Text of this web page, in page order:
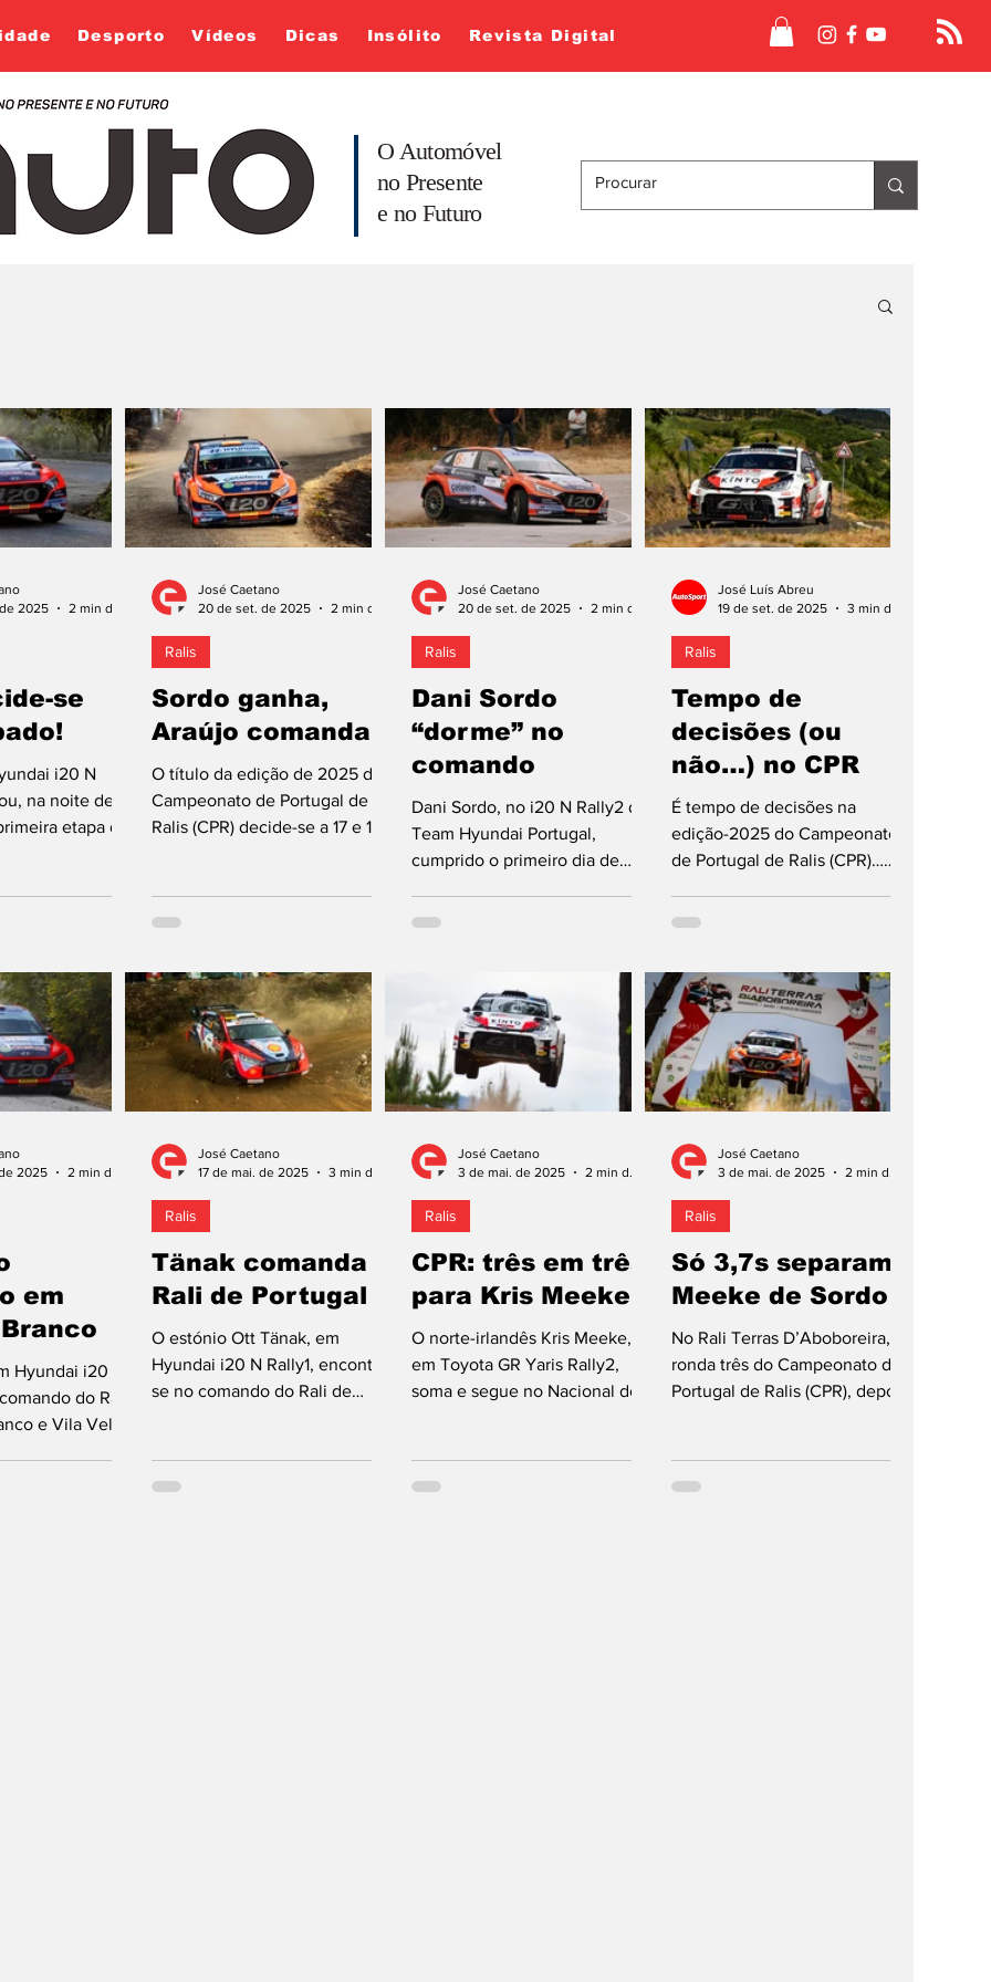
Desporto Vídeos Dicas Insólito Revista Digital
O Automóvel
no Presente
e no Futuro
se
i20 N
na noite desta
etapa do
tem
(Toyota GR
campeão de
Araújo (Skoda
o primeiro, é
a 24,4 s. Este
seis “especiais”.
Hyundai i20 N
2025
Sordo ganha,
Araújo comanda
O título da edição de 2025 do
Campeonato de Portugal de
Ralis (CPR) decide-se a 17 e 18
Ralis
José Caetano
20 de set. de 2025
Dani Sordo
“dorme” no
comando
Dani Sordo, no i20 N Rally2 do
Team Hyundai Portugal,
cumprido o primeiro dia de
ronda do Campeonato de...
Ralis
José Caetano
20 de set. de 2025
Tempo de
decisões (ou
não…) no CPR
É tempo de decisões na
edição-2025 do Campeonato
de Portugal de Ralis (CPR)…
ronda da temporada, com
Ralis
José Luís Abreu
19 de set. de 2025
em
Hyundai i20 N
do Rali
e Vila Velha
2025
Tänak comanda
Rali de Portugal
O estónio Ott Tänak, em
Hyundai i20 N Rally1, encontra-
se no comando do Rali de
Ralis
José Caetano
17 de mai. de 2025
CPR: três em três
para Kris Meeke!
O norte-irlandês Kris Meeke,
em Toyota GR Yaris Rally2,
soma e segue no Nacional de
Ralis
José Caetano
3 de mai. de 2025
2 min de leitura
Só 3,7s separam
Meeke de Sordo
No Rali Terras D’Aboboreira,
ronda três do Campeonato de
Portugal de Ralis (CPR), depois
Ralis
José Caetano
3 de mai. de 2025
2 min de leitura